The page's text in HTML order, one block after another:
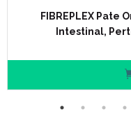
FIBREPLEX Pate
Intestinal,